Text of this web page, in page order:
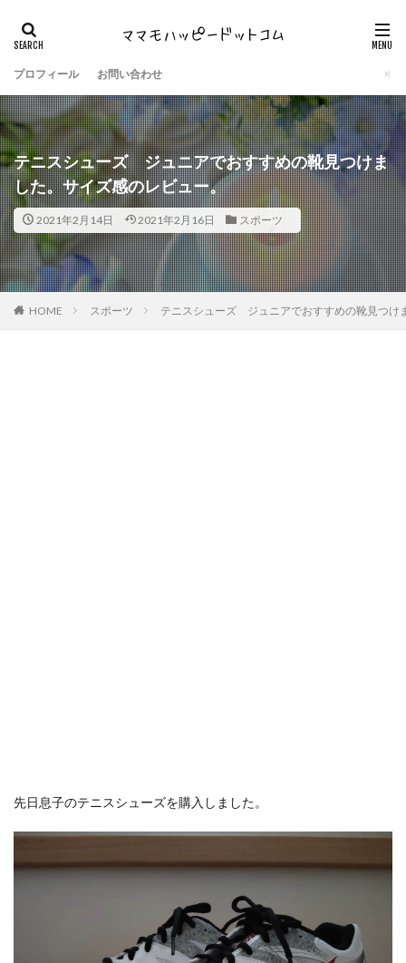
プロフィール お問い合わせ
テニスシューズ ジュニアでおすすめの靴見つけま
した。サイズ感のレビュー。
2021年2月14日 2021年2月16日 スポーツ
HOME スポーツ テニスシューズ ジュニアでおすすめの靴見つけ
先日息子のテニスシューズを購入しました。